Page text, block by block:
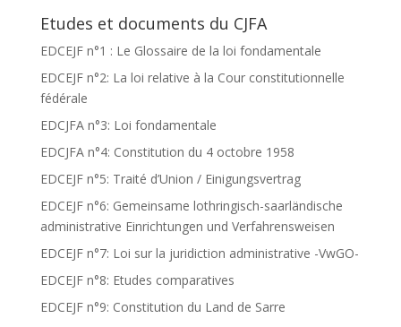
Etudes et documents du CJFA
EDCEJF n°1 : Le Glossaire de la loi fondamentale
EDCEJF n°2: La loi relative à la Cour constitutionnelle
fédérale
EDCJFA n°3: Loi fondamentale
EDCJFA n°4: Constitution du 4 octobre 1958
EDCEJF n°5: Traité d’Union / Einigungsvertrag
EDCEJF n°6: Gemeinsame lothringisch-saarländische
administrative Einrichtungen und Verfahrensweisen
EDCEJF n°7: Loi sur la juridiction administrative -VwGO-
EDCEJF n°8: Etudes comparatives
EDCEJF n°9: Constitution du Land de Sarre